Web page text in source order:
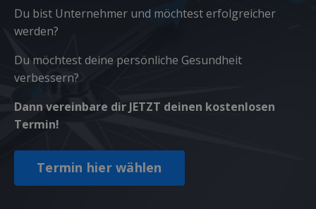
Du bist Unternehmer und möchtest erfolgreicher
werden?
Du möchtest deine persönliche Gesundheit
verbessern?
Dann vereinbare dir JETZT deinen kostenlosen
Termin!
Termin hier wählen